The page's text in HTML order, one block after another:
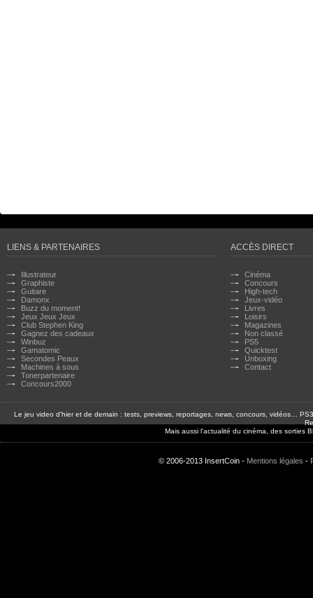
LIENS & PARTENAIRES
Illustrateur
Graphiste
Guitare
Damonx
Buzz du moment!
Jeux Jeux Jeux
Club Stephen King
Gagnez des cadeaux
Winbuz
Gamatomic
Secondes Peaux
Machines à sous
Tonerpartenaire
Concours2000
ACCÈS DIRECT
Cinéma
Concours
High-tech
Jeux-vidéo
Livres
Loisirs
Magazines
Non classé
PS5
Quicktest
Unboxing
Contact
Le jeu video d'hier et de demain : tests, previews, reportages, news, concours, vidéos…
Mais aussi l'actualité du cinéma, des sorties
© 2006-2013 InsertCoin - Mentions légales -